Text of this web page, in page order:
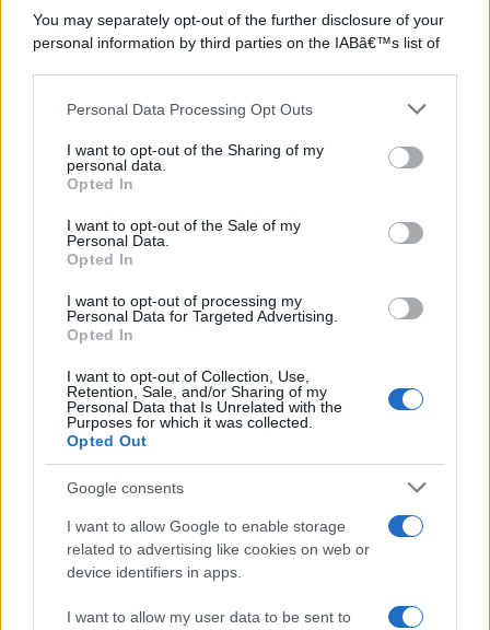
You may separately opt-out of the further disclosure of your
personal information by third parties on the IABâ€™s list of
This information may also be disclosed by us to third parties
further disclose it to other third parties.
Please note that this website/app uses one or more Google
services and may gather and store information including but
not limited to your visit or usage behaviour. You may click to
grant or deny consent to Google and its third-party tags to
consent section.
Personal Data Processing Opt Outs
I want to opt-out of the Sharing of my
personal data.
Opted In
I want to opt-out of the Sale of my
Personal Data.
Opted In
I want to opt-out of processing my
Personal Data for Targeted Advertising.
Opted In
I want to opt-out of Collection, Use,
Retention, Sale, and/or Sharing of my
Personal Data that Is Unrelated with the
Purposes for which it was collected.
Opted Out
Google consents
I want to allow Google to enable storage
related to advertising like cookies on web or
device identifiers in apps.
I want to allow my user data to be sent to
©2026 - rifaidate.it - p.iva 03338800984 Pubblicità